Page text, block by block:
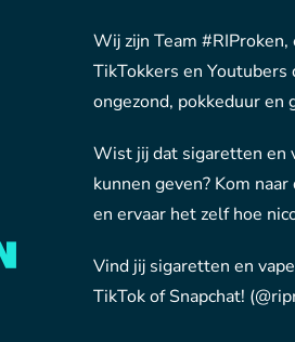
Wij zijn Team
TikTokkers en
ongezond, pokkeduur en
Wist jij dat sigaretten en
kunnen geven? Kom
en ervaar het zelf hoe
Vind jij sigaretten en
TikTok of Snapchat!